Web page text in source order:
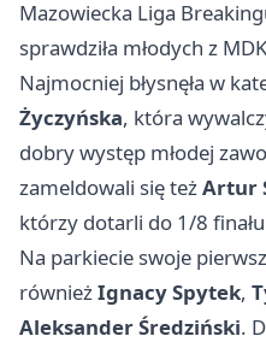
Mazowiecka Liga
sprawdziła młodych z MDK
Najmocniej błysnęła w
Życzyńska, która
dobry występ młodej
zameldowali się teżArtur
którzy dotarli do 1/8
Na parkiecie swoje
równieżIgnacy Spytek,
Aleksander Średziński.